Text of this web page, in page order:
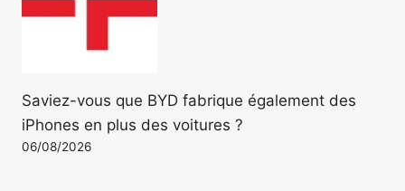
Saviez-vous que BYD fabrique également des
iPhones en plus des voitures ?
06/08/2026